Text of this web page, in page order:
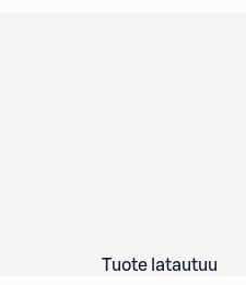
Tuote latautuu